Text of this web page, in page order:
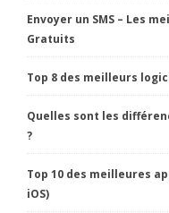
Envoyer un SMS – Les
Gratuits
Top 8 des meilleurs
Quelles sont les
?
Top 10 des meilleures
iOS)